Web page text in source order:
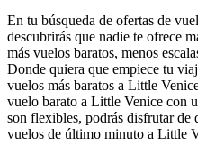
En tu búsqueda de ofertas de
descubrirás que nadie te ofrece
más vuelos baratos, menos
Donde quiera que empiece tu
vuelos más baratos a Little
vuelo barato a Little Venice con
son flexibles, podrás disfrutar de
vuelos de último minuto a Little